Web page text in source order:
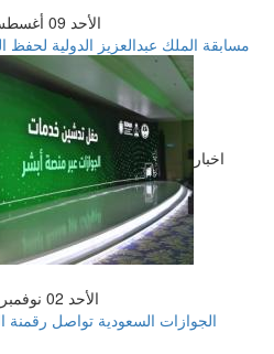
الأحد 09 أغسطس 2026 03:52 صباحاً
مسابقة الملك عبدالعزيز الدولية لحفظ
اخبار
الأحد 02 نوفمبر 2025 10:22 مساءً